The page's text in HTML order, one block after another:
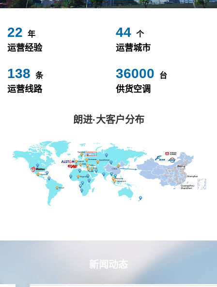
24 年
运营经验
49 个
运营城市
153 条
运营线路
40000 台
供货空调
朗进·大客户分布
新闻动态